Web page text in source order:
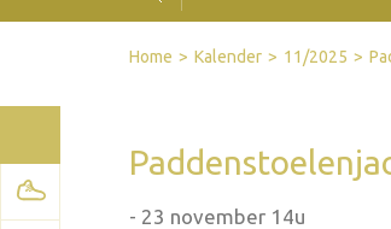
FacebookTwitterSend by email
Printer-friendly
Home Kalender 11/2025
- 23 november 14u